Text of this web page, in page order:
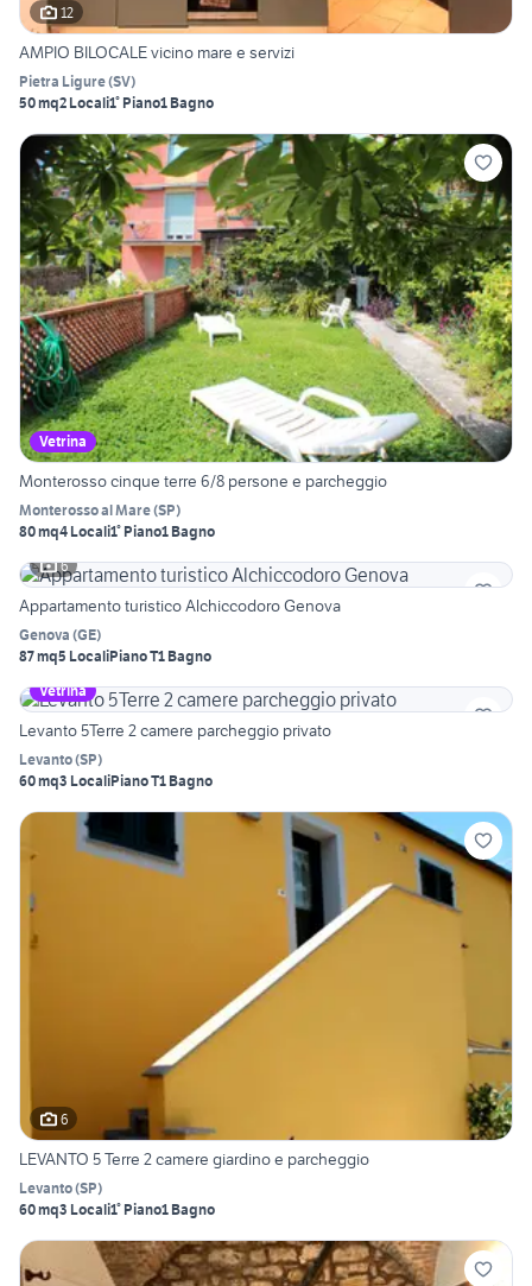
12
AMPIO BILOCALE vicino mare e servizi
Pietra Ligure(SV)
50 mq2 Locali1° Piano1 Bagno
Vetrina
Monterosso cinque terre 6/8 persone e parcheggio
Monterosso al Mare(SP)
80 mq4 Locali1° Piano1 Bagno
6
Appartamento turistico Alchiccodoro Genova
Genova (GE)
87 mq5 LocaliPiano T1 Bagno
Vetrina
Levanto 5Terre 2 camere parcheggio privato
Levanto(SP)
60 mq3 LocaliPiano T1 Bagno
6
LEVANTO 5 Terre 2 camere giardino e parcheggio
Levanto(SP)
60 mq3 Locali1° Piano1 Bagno